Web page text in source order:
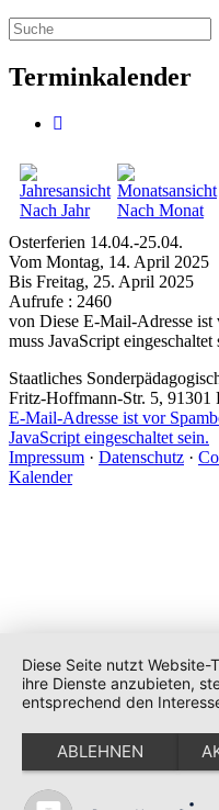
Terminkalender
Nach Jahr Nach Monat
Osterferien 14.04.-25.04.
Vom Montag, 14. April 2025
Bis Freitag, 25. April 2025
Aufrufe : 2460
von Diese E-Mail-Adresse ist
muss JavaScript eingeschaltet
Staatliches
Fritz-Hoffmann-Str. 5, 91301
E-Mail-Adresse ist vor
JavaScript eingeschaltet sein.
Impressum · Datenschutz ·
Kalender
Diese Seite nutzt Website-
ihre Dienste anzubieten,
entsprechend den
ABLEHNEN